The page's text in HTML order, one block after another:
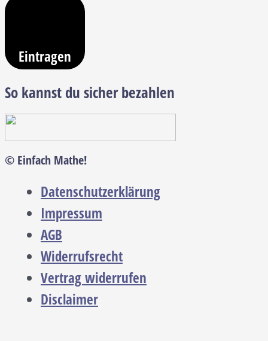
Eintragen
So kannst du sicher bezahlen
© Einfach Mathe!
Datenschutzerklärung
Impressum
AGB
Widerrufsrecht
Vertrag widerrufen
Disclaimer